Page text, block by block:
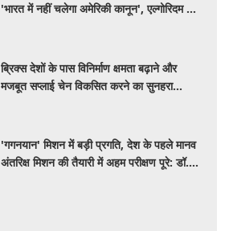
'भारत में नहीं चलेगा अमेरिकी कानून', एल्गोरिदम को
ब्रिक्स देशों के पास विनिर्माण क्षमता बढ़ाने और
मजबूत सप्लाई चेन विकसित करने का सुनहरा
'गगनयान' मिशन में बड़ी प्रगति, देश के पहले मानव
अंतरिक्ष मिशन की तैयारी में अहम परीक्षण पूरे: डॉ.